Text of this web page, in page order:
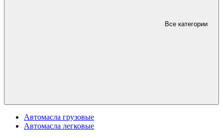
Все категории
Автомасла грузовые
Автомасла легковые